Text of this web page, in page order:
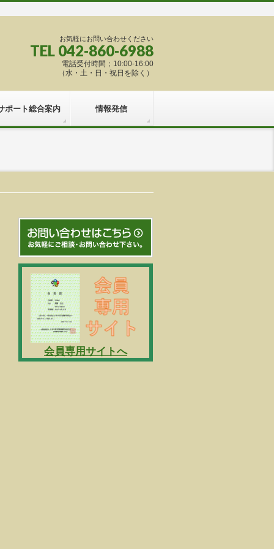
お気軽にお問い合わせください
TEL 042-860-6988
電話受付時間；10:00-16:00
（水・土・日・祝日を除く）
ポート総合案内 情報発信
会員専用サイトへ